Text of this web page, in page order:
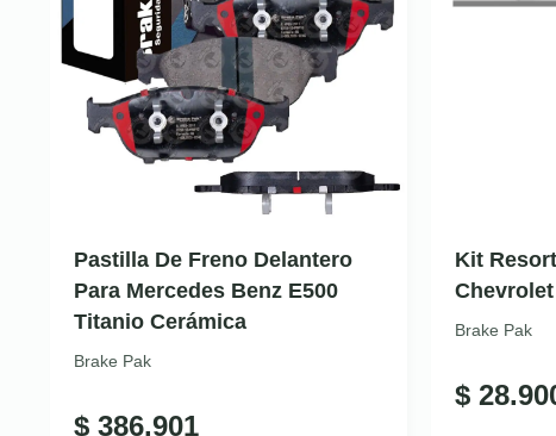
Pastilla De Freno Delantero
Para Mercedes Benz E500
Titanio Cerámica
Brake Pak
$ 386.901
Kit
Brake Pak
$